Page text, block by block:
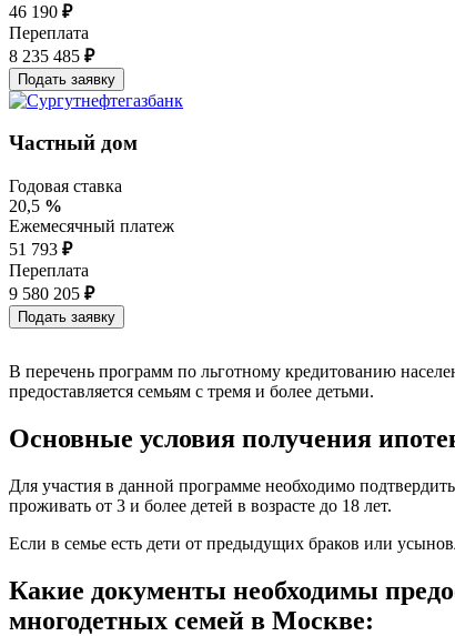
46 190 ₽
Переплата
8 235 485 ₽
Частный дом
Годовая ставка
20,5 %
Ежемесячный платеж
51 793 ₽
Переплата
9 580 205 ₽
В перечень программ по льготному кредитованию
предоставляется семьям с тремя и более детьми.
Основные условия получения
Для участия в данной программе необходимо
проживать от 3 и более детей в возрасте до 18 лет.
Если в семье есть дети от предыдущих браков или
Какие документы необходимы
многодетных семей в Москве: